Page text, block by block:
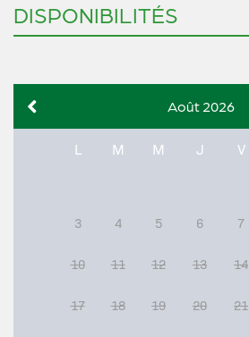
DISPONIBILITÉS
Août 2026
L M M J V
3 4 5 6 7
10 11 12 13 14
17 18 19 20 21